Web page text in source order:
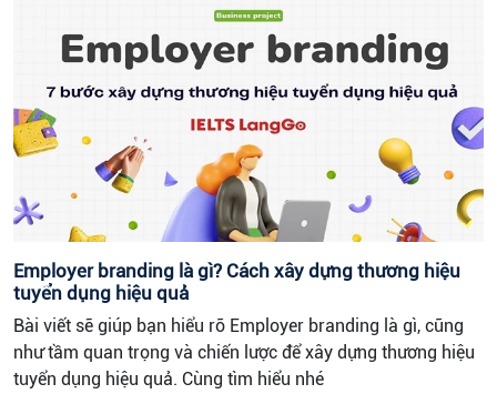
Employer branding là gì? Cách xây dựng thương hiệu
tuyển dụng hiệu quả
Bài viết sẽ giúp bạn hiểu rõ Employer branding là gì, cũng
như tầm quan trọng và chiến lược để xây dựng thương hiệu
tuyển dụng hiệu quả. Cùng tìm hiểu nhé